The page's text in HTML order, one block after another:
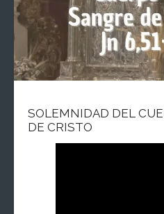
SOLEMNIDAD DEL
DE CRISTO